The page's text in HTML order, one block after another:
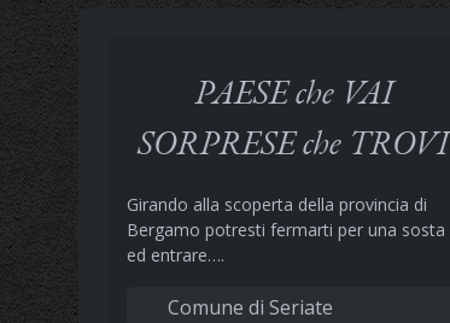
PAESE che VAI
SORPRESE che TROVI
Girando alla scoperta della provincia di
Bergamo potresti fermarti per una sosta
ed entrare….
Comune di Seriate